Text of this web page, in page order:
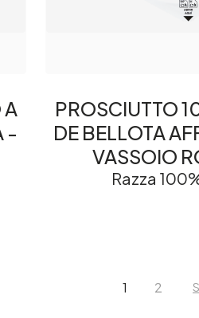
A
-
PROSCIUTTO
DE BELLOTA
VASSOIO
Razza
1 2